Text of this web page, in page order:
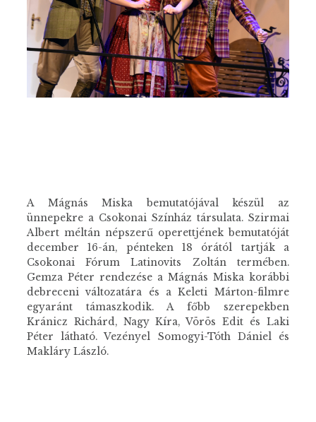
A Mágnás Miska bemutatójával készül az
ünnepekre a Csokonai Színház társulata. Szirmai
Albert méltán népszerű operettjének bemutatóját
december 16-án, pénteken 18 órától tartják a
Csokonai Fórum Latinovits Zoltán termében.
Gemza Péter rendezése a Mágnás Miska korábbi
debreceni változatára és a Keleti Márton-filmre
egyaránt támaszkodik. A főbb szerepekben
Kránicz Richárd, Nagy Kíra, Vörös Edit és Laki
Péter látható. Vezényel Somogyi-Tóth Dániel és
Makláry László.